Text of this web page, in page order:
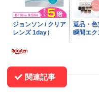
関連記事